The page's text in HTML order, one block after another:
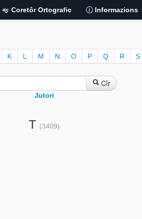
Coretôr Ortografic Informazions
K L M N O P Q R S
Cîr
Jutori
T (3409)